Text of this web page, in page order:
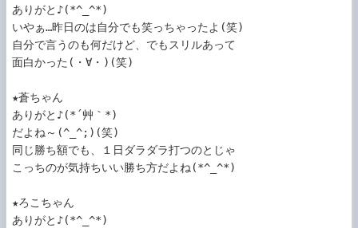
ありがと♪(*^_^*)
いやぁ…昨日のは自分でも笑っちゃったよ(笑)
自分で言うのも何だけど、でもスリルあって
面白かった(・∀・)(笑)
★蒼ちゃん
ありがと♪(*´艸｀*)
だよね～(^_^;)(笑)
同じ勝ち額でも、１日ダラダラ打つのとじゃ
こっちのが気持ちいい勝ち方だよね(*^_^*)
★ろこちゃん
ありがと♪(*^_^*)